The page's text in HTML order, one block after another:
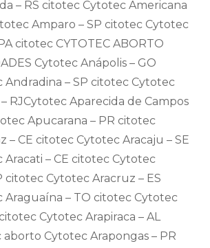
– RS citotec Cytotec Americana
Amparo – SP citotec Cytotec
citotec CYTOTEC ABORTO
Cytotec Anápolis – GO
– SP citotec Cytotec
RJCytotec Aparecida de Campos
Apucarana – PR citotec
– CE citotec Cytotec Aracaju – SE
– CE citotec Cytotec
citotec Cytotec Aracruz – ES
Araguaína – TO citotec Cytotec
Cytotec Arapiraca – AL
Cytotec Arapongas – PR